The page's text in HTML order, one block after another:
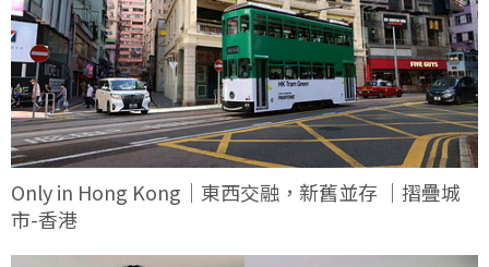
Only in Hong Kong｜東西交融，新舊並存 ｜摺疊城
市-香港